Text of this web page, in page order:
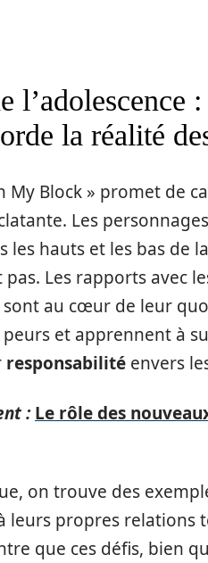
la réalité
My Block » promet de
Les
les hauts et les bas de
Les rapports avec
au cœur de leur
et apprennent à
responsabilité envers
: Le rôle des
on trouve des
leurs propres relations
que ces défis, bien